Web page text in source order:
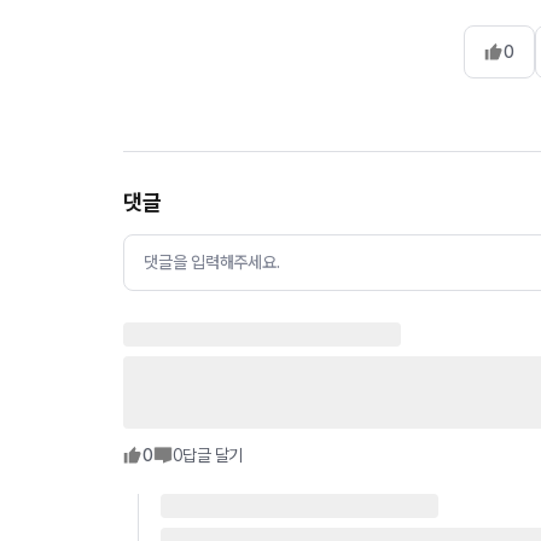
0
댓글
댓글을 입력해주세요.
0 0답글 달기